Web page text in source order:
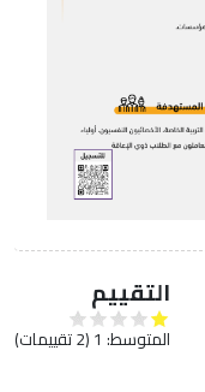
التقييم
المتوسط: 1
(
2تقييمات)